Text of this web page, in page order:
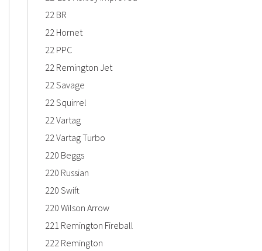
22 BR
22 Hornet
22 PPC
22 Remington Jet
22 Savage
22 Squirrel
22 Vartag
22 Vartag Turbo
220 Beggs
220 Russian
220 Swift
220 Wilson Arrow
221 Remington Fireball
222 Remington